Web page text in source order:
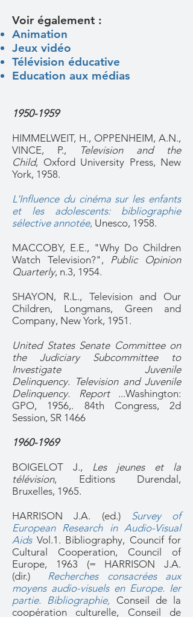
Voir également :
Animation
Jeux vidéo
Télévision éducative
Education aux médias
1950-1959
HIMMELWEIT, H., OPPENHEIM, A.N.,
VINCE, P.,
Television and the
Child, Oxford University Press, New
York, 1958.
L'Influence du cinéma sur les enfants
et les adolescents: bibliographie
sélective annotée, Unesco, 1958.
MACCOBY, E.E., "Why Do Children
Watch Television?", Public Opinion
Quarterly, n.3, 1954.
SHAYON, R.L., Television and Our
Children, Longmans, Green and
Company, New York, 1951.
United States Senate Committee on
the Judiciary Subcommittee to
Investigate Juvenile
Delinquency. Television and Juvenile
Delinquency. Report...Washington:
GPO, 1956,. 84th Congress, 2d
Session, SR 1466
1960-1969
BOIGELOT J., Les jeunes et la
télévision, Editions Durendal,
Bruxelles, 1965.
HARRISON J.A. (ed.) Survey of
European Research in Audio-Visual
Aids Vol.1. Bibliography, Councif for
Cultural Cooperation, Council of
Europe, 1963 (= HARRISON J.A.
(dir.) Recherches consacrées aux
moyens audio-visuels en Europe. Ier
partie. Bibliographie, Conseil de la
coopération culturelle, Conseil de